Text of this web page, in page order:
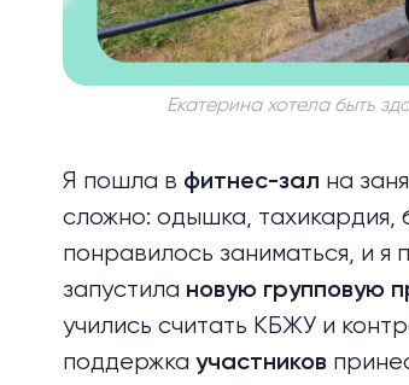
Екатерина хотела быть
Я пошла в фитнес-зал на
сложно: одышка, тахикардия,
понравилось заниматься, и я
запустила новую групповую
учились считать КБЖУ и
поддержка участников